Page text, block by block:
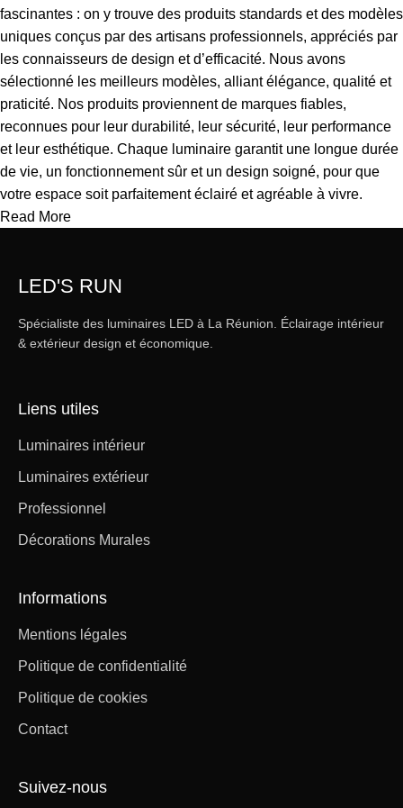
fascinantes : on y trouve des produits standards et des modèles
uniques conçus par des artisans professionnels, appréciés par
les connaisseurs de design et d’efficacité. Nous avons
sélectionné les meilleurs modèles, alliant élégance, qualité et
praticité. Nos produits proviennent de marques fiables,
reconnues pour leur durabilité, leur sécurité, leur performance
et leur esthétique. Chaque luminaire garantit une longue durée
de vie, un fonctionnement sûr et un design soigné, pour que
votre espace soit parfaitement éclairé et agréable à vivre.
Read More
LED'S RUN
Spécialiste des luminaires LED à La Réunion. Éclairage intérieur
& extérieur design et économique.
Liens utiles
Luminaires intérieur
Luminaires extérieur
Professionnel
Décorations Murales
Informations
Mentions légales
Politique de confidentialité
Politique de cookies
Contact
Suivez-nous